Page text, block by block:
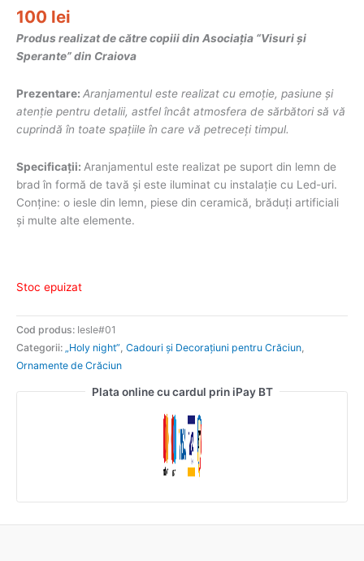
100 lei
Produs realizat de către copiii din Asociația “Visuri și
Sperante” din Craiova
Prezentare: Aranjamentul este realizat cu emoție, pasiune și
atenție pentru detalii, astfel încât atmosfera de sărbători să vă
cuprindă în toate spațiile în care vă petreceți timpul.
Specificații: Aranjamentul este realizat pe suport din lemn de
brad în formă de tavă și este iluminat cu instalație cu Led-uri.
Conține: o iesle din lemn, piese din ceramică, brăduți artificiali
și multe alte elemente.
Stoc epuizat
Cod produs: Iesle#01
Categorii: „Holy night” Cadouri și Decorațiuni pentru Crăciun
Ornamente de Crăciun
Plata online cu cardul prin iPay BT